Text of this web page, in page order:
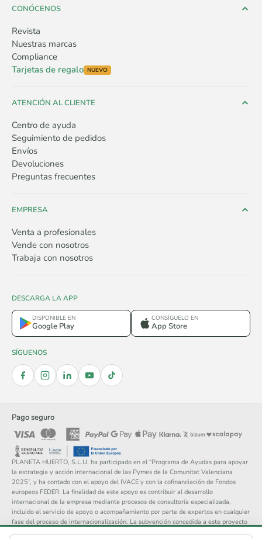
CONÓCENOS
Revista
Nuestras marcas
Compliance
Tarjetas de regalo NUEVO
ATENCIÓN AL CLIENTE
Centro de ayuda
Seguimiento de pedidos
Envíos
Devoluciones
Preguntas frecuentes
EMPRESA
Venta a profesionales
Vende con nosotros
Trabaja con nosotros
DESCARGA LA APP
DISPONIBLE EN
Google Play
CONSÍGUELO EN
App Store
SÍGUENOS
Pago seguro
PLANETA HUERTO, S.L.U. ha participado en el “Programa de Ayudas para apoyar
la estrategia y acción internacional de las Pymes de la Comunitat Valenciana
2025”, y ha contado con el apoyo del IVACE y con la cofinanciación de Fondos
europeos FEDER. La finalidad de este apoyo es contribuir al desarrollo
internacional de la empresa mediante procesos de consultoría especializada,
incluido el servicio de apoyo o acompañamiento por parte de expertos en cualquier
fase del proceso de internacionalización. La subvención concedida a este proyecto
asciende a 14.148 €.